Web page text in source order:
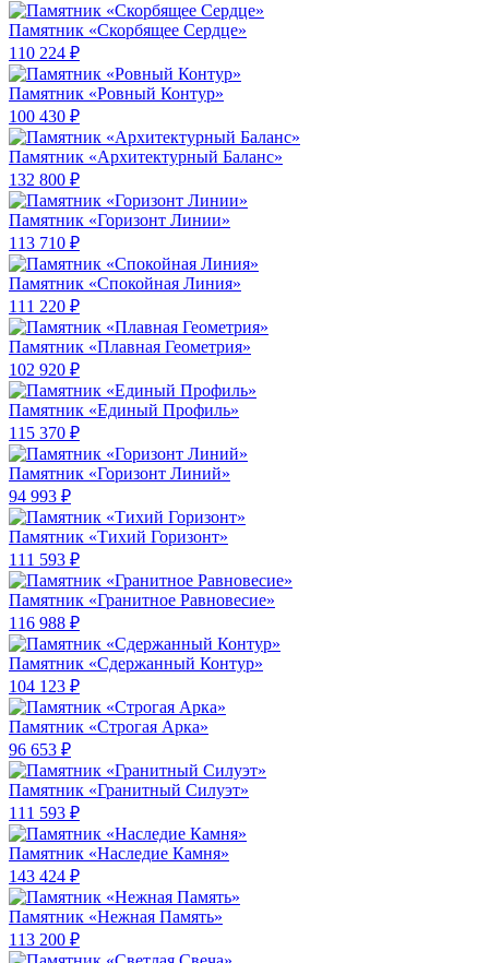
Памятник «Скорбящее Сердце»
110 224 ₽
Памятник «Ровный Контур»
100 430 ₽
Памятник «Архитектурный Баланс»
132 800 ₽
Памятник «Горизонт Линии»
113 710 ₽
Памятник «Спокойная Линия»
111 220 ₽
Памятник «Плавная Геометрия»
102 920 ₽
Памятник «Единый Профиль»
115 370 ₽
Памятник «Горизонт Линий»
94 993 ₽
Памятник «Тихий Горизонт»
111 593 ₽
Памятник «Гранитное Равновесие»
116 988 ₽
Памятник «Сдержанный Контур»
104 123 ₽
Памятник «Строгая Арка»
96 653 ₽
Памятник «Гранитный Силуэт»
111 593 ₽
Памятник «Наследие Камня»
143 424 ₽
Памятник «Нежная Память»
113 200 ₽